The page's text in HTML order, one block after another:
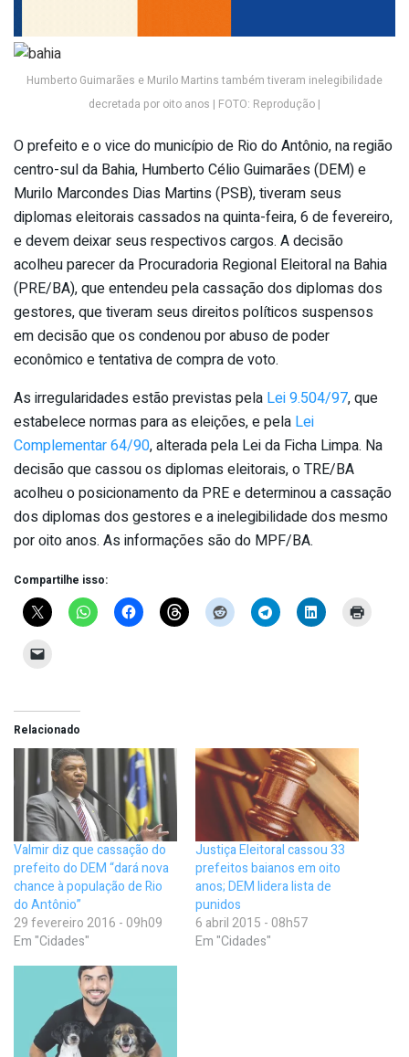
Humberto Guimarães e Murilo Martins também tiveram inelegibilidade
decretada por oito anos | FOTO: Reprodução |
O prefeito e o vice do município de Rio do Antônio, na região
centro-sul da Bahia, Humberto Célio Guimarães (DEM) e
Murilo Marcondes Dias Martins (PSB), tiveram seus
diplomas eleitorais cassados na quinta-feira, 6 de fevereiro,
e devem deixar seus respectivos cargos. A decisão
acolheu parecer da Procuradoria Regional Eleitoral na Bahia
(PRE/BA), que entendeu pela cassação dos diplomas dos
gestores, que tiveram seus direitos políticos suspensos
em decisão que os condenou por abuso de poder
econômico e tentativa de compra de voto.
As irregularidades estão previstas pela Lei 9.504/97, que
estabelece normas para as eleições, e pela Lei
Complementar 64/90, alterada pela Lei da Ficha Limpa. Na
decisão que cassou os diplomas eleitorais, o TRE/BA
acolheu o posicionamento da PRE e determinou a cassação
dos diplomas dos gestores e a inelegibilidade dos mesmo
por oito anos. As informações são do MPF/BA.
Compartilhe isso:
Relacionado
Valmir diz que cassação do
prefeito do DEM “dará nova
chance à população de Rio
do Antônio”
29 fevereiro 2016 - 09h09
Em "Cidades"
Justiça Eleitoral cassou 33
prefeitos baianos em oito
anos; DEM lidera lista de
punidos
6 abril 2015 - 08h57
Em "Cidades"